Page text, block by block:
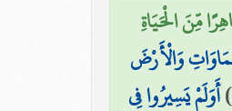
مِّنَ الْحَيَاةِ
وَالْأَرْضَ
)أَوَلَمْ يَسِيرُوا فِي